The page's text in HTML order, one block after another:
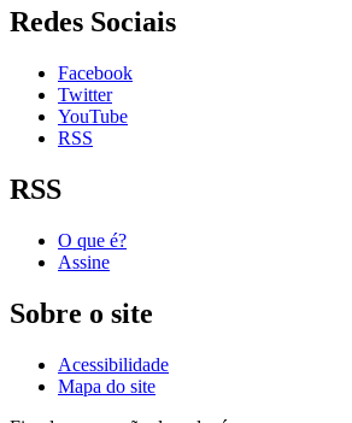
Redes Sociais
Facebook
Twitter
YouTube
RSS
RSS
O que é?
Assine
Sobre o site
Acessibilidade
Mapa do site